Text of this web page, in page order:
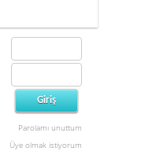
Parolamı unuttum
Üye olmak istiyorum